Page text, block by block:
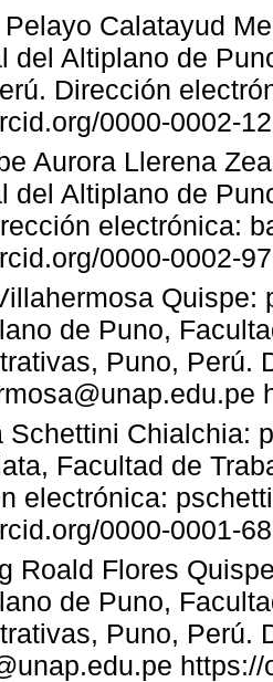
Calatayud
del Altiplano de
Dirección
0000-0002-
Aurora Llerena
del Altiplano de
electrónica:
0000-0002-
Quispe:
de Puno,
Puno, Perú.
Schettini Chialchia:
Facultad de
electrónica:
0000-0001-
Roald Flores
de Puno,
Puno, Perú.